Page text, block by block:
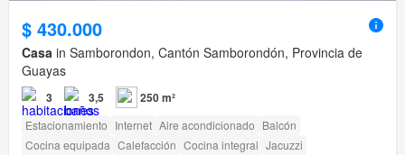
$ 430.000
Casa in Samborondon, Cantón Samborondón, Provincia de
Guayas
3 3,5 250 m²
Estacionamiento Internet Aire acondicionado Balcón
Cocina equipada Calefacción Cocina integral Jacuzzi